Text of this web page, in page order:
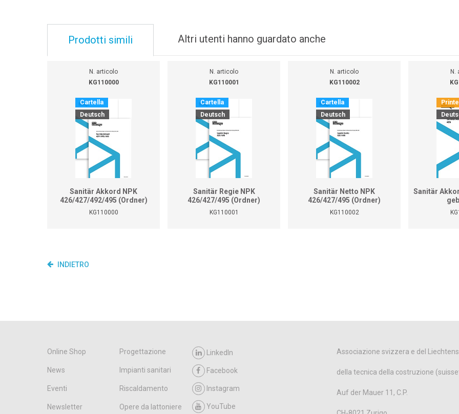
Prodotti simili Altri utenti hanno guardato anche
N. articolo
KG110000
Cartella
Deutsch
Sanitär Akkord NPK
426/427/492/495 (Ordner)
KG110000
N. articolo
KG110001
Cartella
Deutsch
Sanitär Regie NPK
426/427/495 (Ordner)
KG110001
N. articolo
KG110002
Cartella
Deutsch
Sanitär Netto NPK
426/427/495 (Ordner)
KG110002
N.
Sanitär
INDIETRO
Online Shop Progettazione
News Impianti sanitari
Eventi Riscaldamento
Newsletter Opere da lattoniere
LinkedIn
Facebook
Instagram
YouTube
Associazione svizzera e del
della tecnica della costruzione
Auf der Mauer 11, C.P.